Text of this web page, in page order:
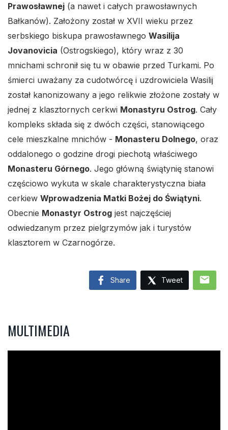
Prawosławnej (a nawet i całych prawosławnych
Bałkanów). Założony został w XVII wieku przez
serbskiego biskupa prawosławnego Wasilija
Jovanovicia (Ostrogskiego), który wraz z 30
mnichami schronił się tu w obawie przed Turkami. Po
śmierci uważany za cudotwórcę i uzdrowiciela Wasilij
został kanonizowany a jego relikwie złożone zostały w
jednej z klasztornych cerkwi Monastyru Ostrog. Cały
kompleks składa się z dwóch części, stanowiącego
cele mieszkalne mnichów - Monasteru Dolnego, oraz
oddalonego o godzine drogi piechotą właściwego
Monasteru Górnego. Jego główną świątynię stanowi
częściowo wykuta w skale charakterystyczna biała
cerkiew Wprowadzenia Matki Bożej do Świątyni.
Obecnie Monastyr Ostrog jest najczęściej
odwiedzanym przez pielgrzymów jak i turystów
klasztorem w Czarnogórze.
Share Tweet mail
MULTIMEDIA